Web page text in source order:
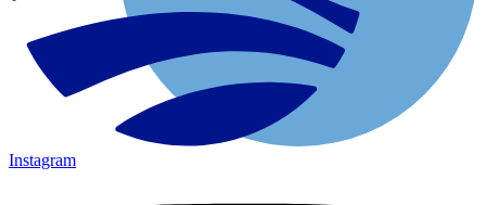
Instagram